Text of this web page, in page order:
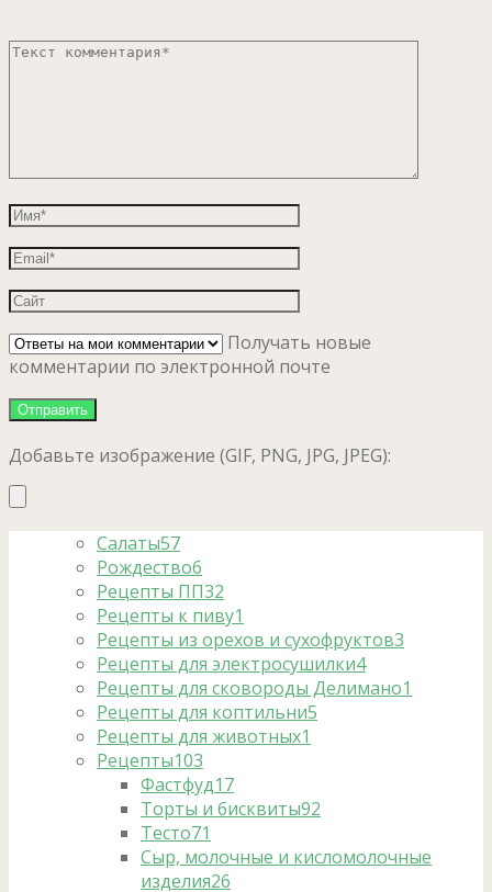
Получать новые
комментарии по электронной почте
Добавьте изображение (GIF, PNG, JPG, JPEG):
Салаты57
Рождество6
Рецепты ПП32
Рецепты к пиву1
Рецепты из орехов и сухофруктов3
Рецепты для электросушилки4
Рецепты для сковороды Делимано1
Рецепты для коптильни5
Рецепты для животных1
Рецепты103
Фастфуд17
Торты и бисквиты92
Тесто71
Сыр, молочные и кисломолочные
изделия26